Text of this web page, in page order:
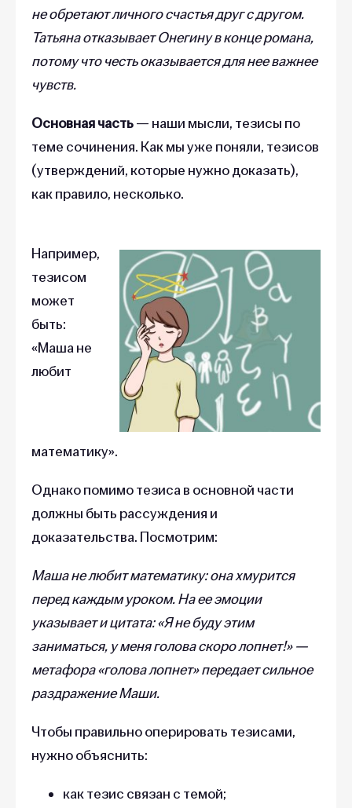
не обретают личного счастья друг с другом.
Татьяна отказывает Онегину в конце романа,
потому что честь оказывается для нее важнее
чувств.
Основная часть— наши мысли, тезисы по
теме сочинения. Как мы уже поняли, тезисов
(утверждений, которые нужно доказать),
как правило, несколько.
Например,
тезисом
может
быть:
«Маша не
любит
математику».
Однако помимо тезиса в основной части
должны быть рассуждения и
доказательства. Посмотрим:
Маша не любит математику: она хмурится
перед каждым уроком. На ее эмоции
указывает и цитата: «Я не буду этим
заниматься, у меня голова скоро лопнет!» —
метафора «голова лопнет» передает сильное
раздражение Маши.
Чтобы правильно оперировать тезисами,
нужно объяснить:
как тезис связан с темой;